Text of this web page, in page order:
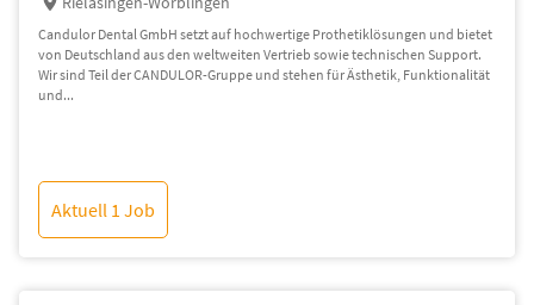
Candulor Dental GmbH setzt auf hochwertige Prothetiklösungen und bietet
von Deutschland aus den weltweiten Vertrieb sowie technischen Support.
Wir sind Teil der CANDULOR-Gruppe und stehen für Ästhetik, Funktionalität
und...
Aktuell 1 Job